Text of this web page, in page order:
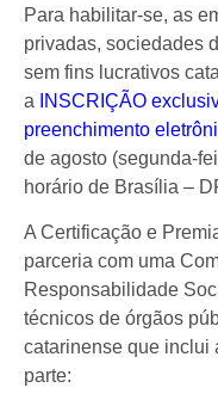
Para habilitar-se, as
privadas, sociedades
sem fins lucrativos
a
INSCRIÇÃO
preenchimento
de agosto (segunda-
horário de Brasília –
A Certificação e
parceria com uma
Responsabilidade
técnicos de órgãos
catarinense que inclui
parte: